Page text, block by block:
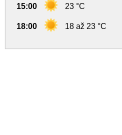
15:00 23 °C
18:00 18 až 23 °C